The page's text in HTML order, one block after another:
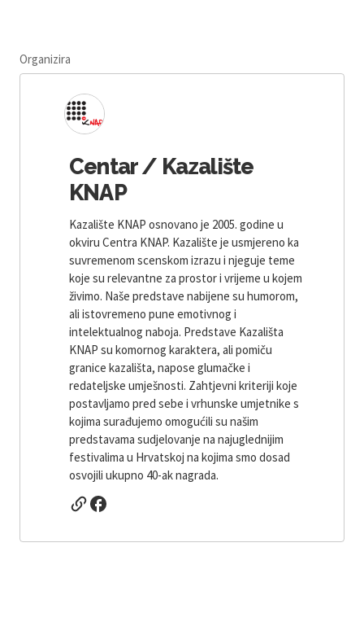
Organizira
Centar / Kazalište
KNAP
Kazalište KNAP osnovano je 2005. godine u
okviru Centra KNAP. Kazalište je usmjereno ka
suvremenom scenskom izrazu i njeguje teme
koje su relevantne za prostor i vrijeme u kojem
živimo. Naše predstave nabijene su humorom,
ali istovremeno pune emotivnog i
intelektualnog naboja. Predstave Kazališta
KNAP su komornog karaktera, ali pomiču
granice kazališta, napose glumačke i
redateljske umješnosti. Zahtjevni kriteriji koje
postavljamo pred sebe i vrhunske umjetnike s
kojima surađujemo omogućili su našim
predstavama sudjelovanje na najuglednijim
festivalima u Hrvatskoj na kojima smo dosad
osvojili ukupno 40-ak nagrada.